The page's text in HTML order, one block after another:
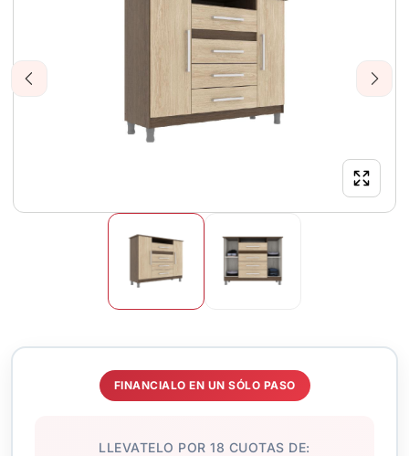
Previous Next
FINANCIALO EN UN SÓLO PASO
LLEVATELO POR 18 CUOTAS DE: